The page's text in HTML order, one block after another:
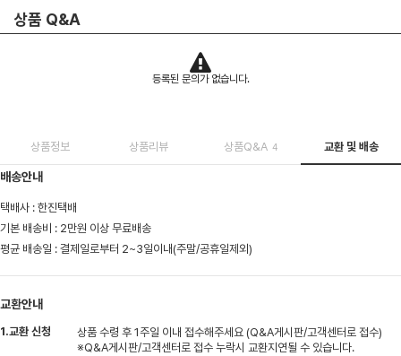
상품 Q&A
등록된 문의가 없습니다.
상품정보 상품리뷰 상품Q&A 4 교환 및 배송
배송안내
택배사 : 한진택배
기본 배송비 : 2만원 이상 무료배송
평균 배송일 : 결제일로부터 2~3일이내(주말/공휴일제외)
교환안내
1.교환 신청
상품 수령 후 1주일 이내 접수해주세요 (Q&A게시판/고객센터로 접수)
※Q&A게시판/고객센터로 접수 누락시 교환지연될 수 있습니다.